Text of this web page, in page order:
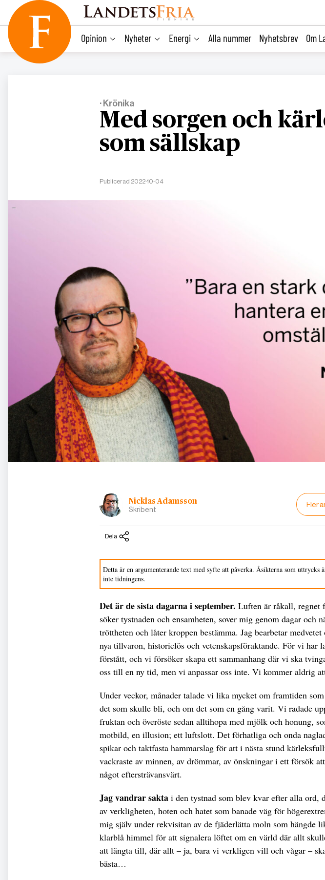
content
Opinion Nyheter Energi Alla nummer Nyhetsbrev Om
· Krönika
Med sorgen och
som sällskap
Publicerad 2022-10-04
Nicklas Adamsson
Skribent
Fler
Dela
Detta är en argumenterande text med syfte att påverka. Åsikterna som uttrycks
inte tidningens.
Det är de sista dagarna i september. Luften är råkall, regnet
söker tystnaden och ensamheten, sover mig genom dagar och
tröttheten och låter kroppen bestämma. Jag bearbetar medvetet
nya tillvaron, historielös och vetenskapsföraktande. För vi har
förstått, och vi försöker skapa ett sammanhang där vi ska
oss till en ny tid, men vi anpassar oss inte. Vi kommer aldrig
Under veckor, månader talade vi lika mycket om framtiden
det som skulle bli, och om det som en gång varit. Vi radade
fruktan och överöste sedan alltihopa med mjölk och honung,
motbild, en illusion; ett luftslott. Det förhatliga och onda
spikar och taktfasta hammarslag för att i nästa stund
vackraste av minnen, av drömmar, av önskningar i ett försök
något eftersträvansvärt.
Jag vandrar sakta i den tystnad som blev kvar efter alla ord,
av verkligheten, hoten och hatet som banade väg för
mig själv under rekvisitan av de fjäderlätta moln som hängde
klarblå himmel för att signalera löftet om en värld där allt
att längta till, där allt – ja, bara vi verkligen vill och vågar –
bästa…